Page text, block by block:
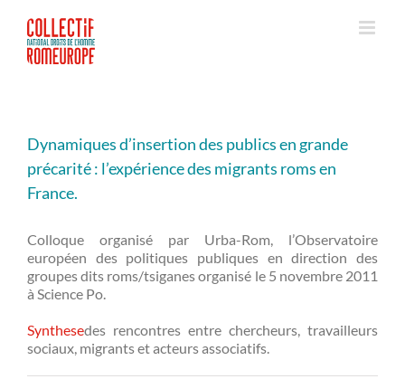
contenu
Dynamiques d’insertion des publics en grande
précarité : l’expérience des migrants roms en
France.
Colloque organisé par Urba-Rom, l’Observatoire
européen des politiques publiques en direction des
groupes dits roms/tsiganes organisé le 5 novembre 2011
à Science Po.
Synthesedes rencontres entre chercheurs, travailleurs
sociaux, migrants et acteurs associatifs.